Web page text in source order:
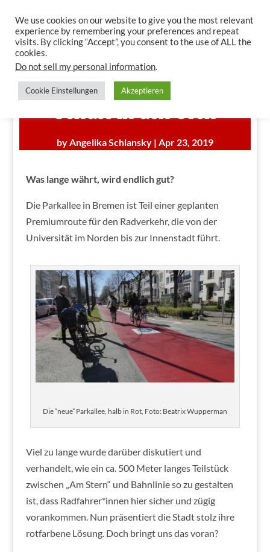
Parkallee in Bremen: Ein
Schuss in den Ofen
byAngelika Schlansky | Apr 23, 2019
Was lange währt, wird endlich gut?
Die Parkallee in Bremen ist Teil einer geplanten
Premiumroute für den Radverkehr, die von der
Universität im Norden bis zur Innenstadt führt.
Die “neue” Parkallee, halb in Rot, Foto: Beatrix Wupperman
Viel zu lange wurde darüber diskutiert und
verhandelt, wie ein ca. 500 Meter langes Teilstück
zwischen „Am Stern“ und Bahnlinie so zu gestalten
ist, dass Radfahrer*innen hier sicher und zügig
vorankommen. Nun präsentiert die Stadt stolz ihre
rotfarbene Lösung. Doch bringt uns das voran?
We use cookies on our website to give you the most relevant
experience by remembering your preferences and repeat
visits. By clicking “Accept”, you consent to the use of ALL the
cookies.
Do not sell my personal information.
Cookie Einstellungen Akzeptieren